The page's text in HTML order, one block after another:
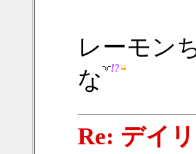
レーモン
な
Re: デイ